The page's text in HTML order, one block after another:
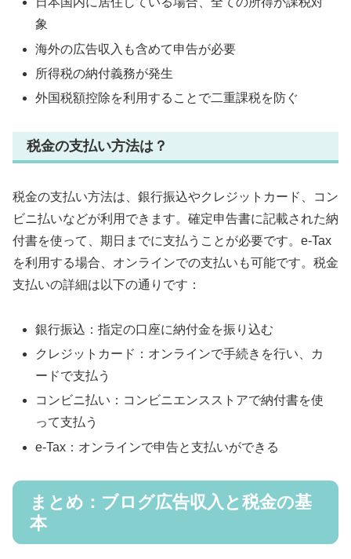
象
海外の広告収入も含めて申告が必要
所得税の納付義務が発生
外国税額控除を利用することで二重課税を防ぐ
税金の支払い方法は？
税金の支払い方法は、銀行振込やクレジットカード、コン
ビニ払いなどが利用できます。確定申告書に記載された納
付書を使って、期日までに支払うことが必要です。e-Tax
を利用する場合、オンラインでの支払いも可能です。税金
支払いの詳細は以下の通りです：
銀行振込：指定の口座に納付金を振り込む
クレジットカード：オンラインで手続きを行い、カ
ードで支払う
コンビニ払い：コンビニエンスストアで納付書を使
って支払う
e-Tax：オンラインで申告と支払いができる
まとめ：ブログ広告収入と税金の基
本